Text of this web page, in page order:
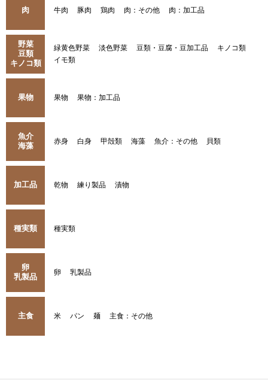
肉 牛肉 豚肉 鶏肉 肉：その他 肉：加工品
野菜
豆類
キノコ類
緑黄色野菜 淡色野菜 豆類・豆腐・豆加工品
キノコ類
イモ類
果物 果物 果物：加工品
魚介
海藻
赤身 白身 甲殻類 海藻 魚介：その他 貝類
加工品 乾物 練り製品 漬物
種実類 種実類
卵
乳製品
卵 乳製品
主食 米 パン 麺 主食：その他